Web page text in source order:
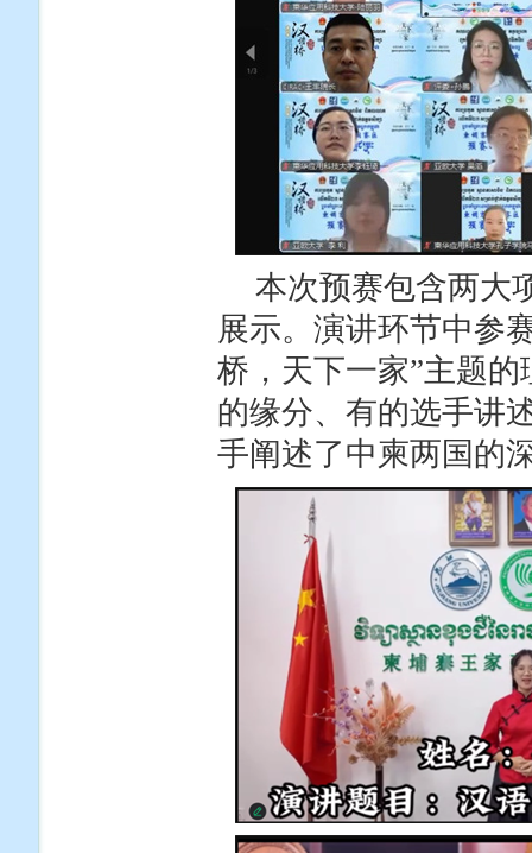
本次预赛包含两大
展示。演讲环节中参
桥，天下一家”主题
的缘分、有的选手讲
手阐述了中柬两国的